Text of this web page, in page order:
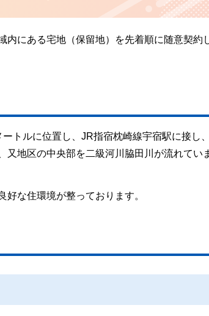
内にある宅地（保留地）を先着順に随意契約
トルに位置し、JR指宿枕崎線宇宿駅に接し
又地区の中央部を二級河川脇田川が流れてい
な住環境が整っております。